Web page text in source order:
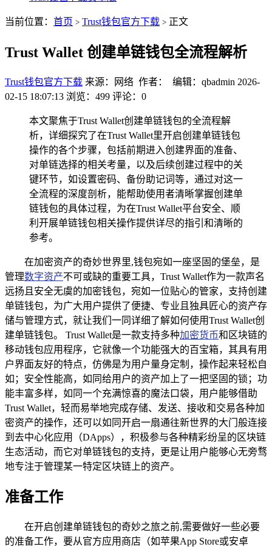
当前位置： 首页 > Trust钱包官方下载 > 正文
Trust Wallet 创建单链钱包全流程解析
Trust钱包官方下载 来源：网络 作者： 编辑：qbadmin 2026-
02-15 18:07:13 浏览：499 评论：0
本文聚焦于Trust Wallet创建单链钱包的全流程解
析，详细探究了在Trust Wallet里开启创建单链钱包
操作的各个步骤，包括前期进入创建界面的准备、
对单链选择的相关考量，以及后续创建过程中的关
键环节，如设置密码、备份助记词等，通过对这一
全流程的深度剖析，能帮助使用者清晰掌握创建单
链钱包的具体过程，为在Trust Wallet平台安全、顺
利开展单链钱包相关操作提供详尽的指引和清晰的
参考。
在加密资产的奇妙世界里,钱包宛如一座坚固的堡垒，是
管理数字资产不可或缺的重要工具，Trust Wallet作为一款声名
远扬且安全无虞的加密钱包，宛如一位贴心的管家，支持创建
单链钱包，为广大用户提供了便捷、专业且独具匠心的资产存
储与管理方式，就让我们一同详细了解如何使用Trust Wallet创
建单链钱包。 Trust Wallet是一款支持多种加密货币和区块链的
移动钱包应用程序，它就像一个功能强大的百宝箱，其具有用
户界面友好的特点，仿佛是为用户量身定制，操作起来轻松自
如；安全性能高，如同给用户的资产加上了一把坚固的锁；功
能丰富多样，如同一个充满惊喜的魔法口袋，用户能够借助
Trust Wallet，轻而易举地完成存储、发送、接收和交易各种加
密资产的操作，还可以如同开启一扇通往新世界的大门般连接
到去中心化应用（DApps），积极参与各种精彩纷呈的区块链
生态活动，而它对单链钱包的支持，更是让用户能够心无旁骛
地专注于管理某一特定区块链上的资产。
准备工作
在开启创建单链钱包的奇妙之旅之前,需要做好一些必要
的准备工作，要从官方应用商店（如苹果App Store或安卓